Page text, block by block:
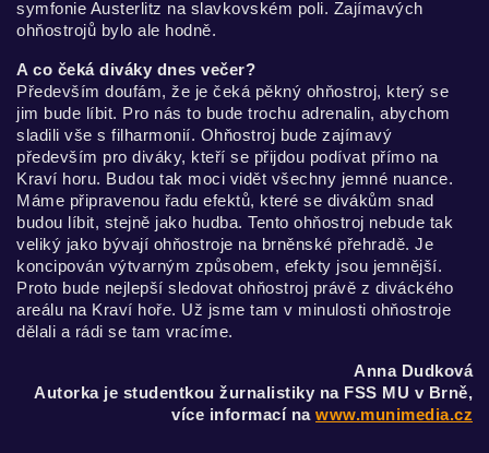
symfonie Austerlitz na slavkovském poli. Zajímavých
ohňostrojů bylo ale hodně.
A co čeká diváky dnes večer?
Především doufám, že je čeká pěkný ohňostroj, který se
jim bude líbit. Pro nás to bude trochu adrenalin, abychom
sladili vše s filharmonií. Ohňostroj bude zajímavý
především pro diváky, kteří se přijdou podívat přímo na
Kraví horu. Budou tak moci vidět všechny jemné nuance.
Máme připravenou řadu efektů, které se divákům snad
budou líbit, stejně jako hudba. Tento ohňostroj nebude tak
veliký jako bývají ohňostroje na brněnské přehradě. Je
koncipován výtvarným způsobem, efekty jsou jemnější.
Proto bude nejlepší sledovat ohňostroj právě z diváckého
areálu na Kraví hoře. Už jsme tam v minulosti ohňostroje
dělali a rádi se tam vracíme.
Anna Dudková
Autorka je studentkou žurnalistiky na FSS MU v Brně,
více informací na www.munimedia.cz